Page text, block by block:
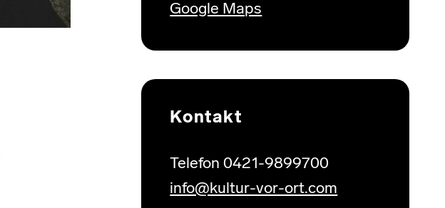
Google Maps
Kontakt
Telefon 0421-9899700
info@kultur-vor-ort.com